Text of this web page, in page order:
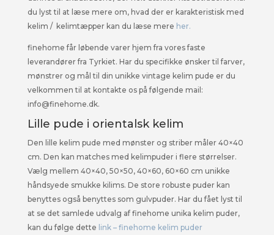
du lyst til at læse mere om, hvad der er karakteristisk med
kelim / kelimtæpper kan du læse mere her.
finehome får løbende varer hjem fra vores faste
leverandører fra Tyrkiet. Har du specifikke ønsker til farver,
mønstrer og mål til din unikke vintage kelim pude er du
velkommen til at kontakte os på følgende mail:
info@finehome.dk.
Lille pude i orientalsk kelim
Den lille kelim pude med mønster og striber måler 40×40
cm. Den kan matches med kelimpuder i flere størrelser.
Vælg mellem 40×40, 50×50, 40×60, 60×60 cm unikke
håndsyede smukke kilims. De store robuste puder kan
benyttes også benyttes som gulvpuder. Har du fået lyst til
at se det samlede udvalg af finehome unika kelim puder,
kan du følge dette link – finehome kelim puder